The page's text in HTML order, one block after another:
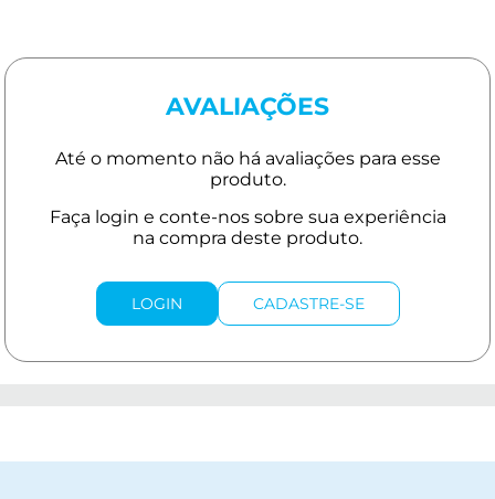
AVALIAÇÕES
LOGIN CADASTRE-SE